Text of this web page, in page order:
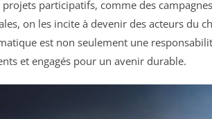
projets participatifs, comme des
on les incite à devenir des acteurs du
est non seulement une
et engagés pour un avenir durable.